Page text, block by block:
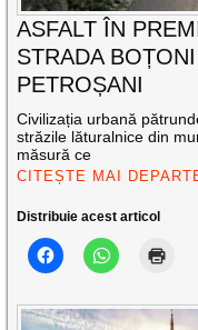
ASFALT ÎN
STRADA
PETROȘANI
Civilizația urbană
străzile lăturalnice din
măsură ce
CITEȘTE MAI
Distribuie acest articol